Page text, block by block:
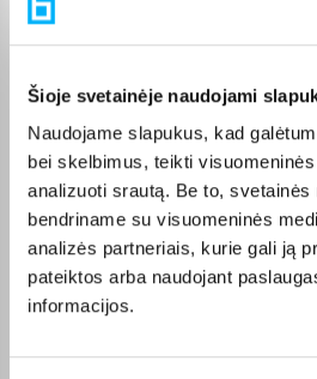
Šioje svetainėje naudojami
Naudojame slapukus, kad
bei skelbimus, teikti
analizuoti srautą. Be to, svetainės
bendriname su visuomeninės
analizės partneriais, kurie gali ją
pateiktos arba naudojant
informacijos.
darbo dienas, o tikslus kiekvienos
Pasirinktą prekę iš Samsung S25
nurodytą terminą. Jei patogiau
atitinkamai pažymėtas prekes
biure Veiverių g. 171, Kaune.
Pirkėjų atsiliepimai